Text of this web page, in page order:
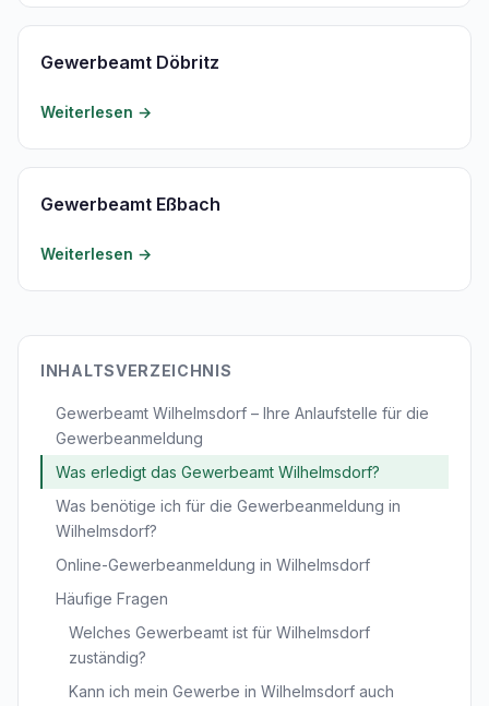
Gewerbeamt Döbritz
Weiterlesen →
Gewerbeamt Eßbach
Weiterlesen →
INHALTSVERZEICHNIS
Gewerbeamt Wilhelmsdorf – Ihre Anlaufstelle für die
Gewerbeanmeldung
Was erledigt das Gewerbeamt Wilhelmsdorf?
Was benötige ich für die Gewerbeanmeldung in
Wilhelmsdorf?
Online-Gewerbeanmeldung in Wilhelmsdorf
Häufige Fragen
Welches Gewerbeamt ist für Wilhelmsdorf
zuständig?
Kann ich mein Gewerbe in Wilhelmsdorf auch